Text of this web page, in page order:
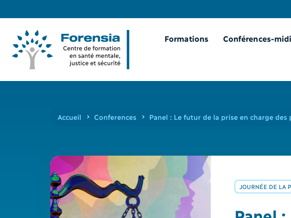
Formations Conférences-midi
Accueil Conferences Panel : Le futur de la prise en charge des
JOURNÉE DE LA